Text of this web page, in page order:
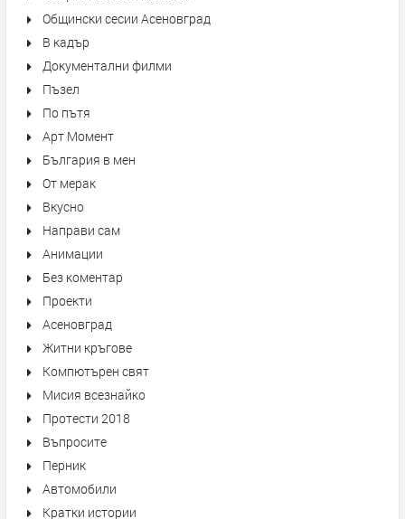
Общински сесии Асеновград
В кадър
Документални филми
Пъзел
По пътя
Арт Момент
България в мен
От мерак
Вкусно
Направи сам
Анимации
Без коментар
Проекти
Асеновград
Житни кръгове
Компютърен свят
Мисия всезнайко
Протести 2018
Въпросите
Перник
Автомобили
Кратки истории